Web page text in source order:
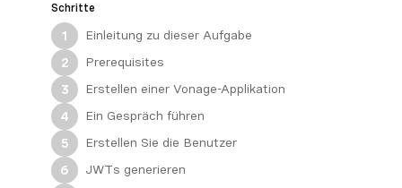
Schritte
1
Einleitung zu dieser Aufgabe
2
Prerequisites
3
Erstellen einer Vonage-Applikation
4
Ein Gespräch führen
5
Erstellen Sie die Benutzer
6
JWTs generieren